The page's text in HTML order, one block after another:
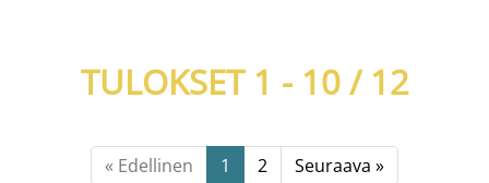
TULOKSET 1 - 10 /12
« Edellinen 1 2 Seuraava »